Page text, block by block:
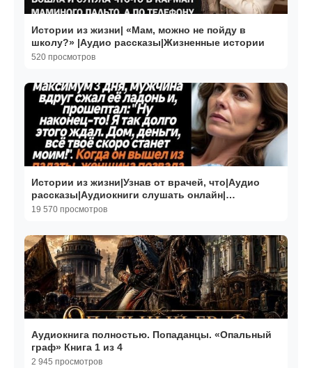
Истории из жизни| «Мам, можно не пойду в
школу?» |Аудио рассказы|Жизненные истории
520 просмотров
Истории из жизни|Узнав от врачей, что|Аудио
рассказы|Аудиокниги слушать онлайн|
Жизненные истории
19 570 просмотров
Аудиокнига полностью. Попаданцы. «Опальный
граф» Книга 1 из 4
2 945 просмотров